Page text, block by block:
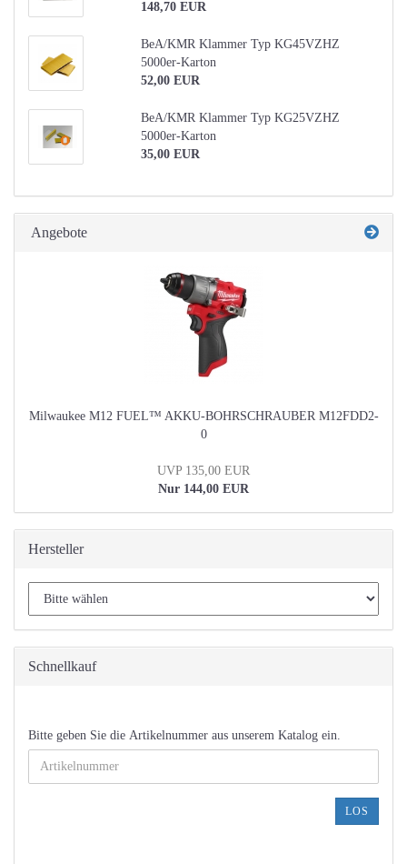
148,70 EUR
BeA/KMR Klammer Typ KG45VZHZ
5000er-Karton
52,00 EUR
BeA/KMR Klammer Typ KG25VZHZ
5000er-Karton
35,00 EUR
Angebote
Milwaukee M12 FUEL™ AKKU-BOHRSCHRAUBER M12FDD2-
0
UVP 135,00 EUR
Nur 144,00 EUR
Hersteller
Schnellkauf
BITTE
GEBEN
SIE
Bitte geben Sie die Artikelnummer aus unserem Katalog ein.
LOS